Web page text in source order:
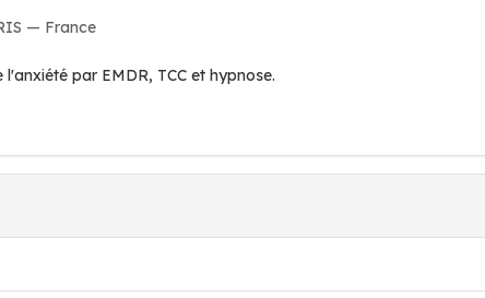
— France
par EMDR, TCC et hypnose.